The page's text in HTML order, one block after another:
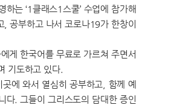
는 ‘1클래스1스쿨’ 수업에 참가해
공부하고 나서 코로나19가 한창이
게 한국어를 무료로 가르쳐 주면서
기도하고 있다.
에 와서 열심히 공부하고, 함께 예
다. 그들이 그리스도의 담대한 증인